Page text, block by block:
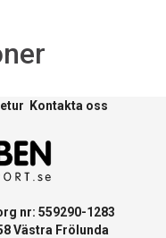
Kontakta oss
nr: 559290-1283
Västra Frölunda